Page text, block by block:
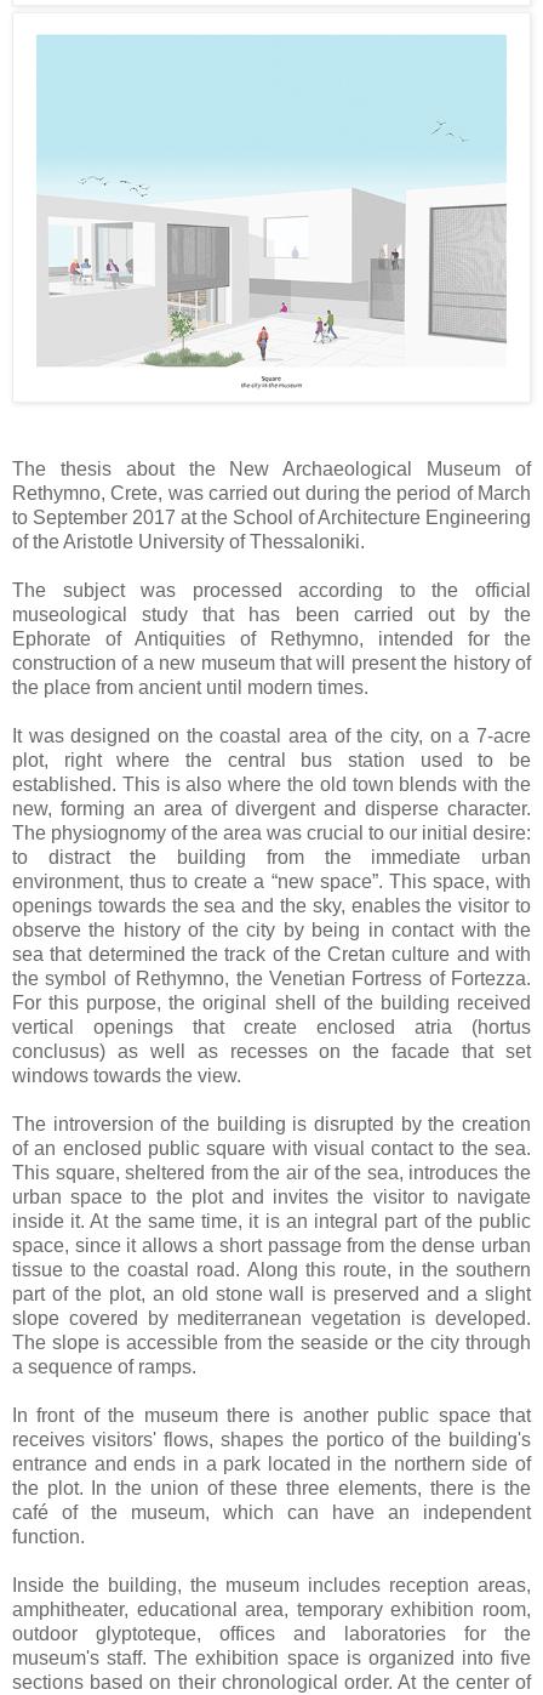
The thesis about the New Archaeological Museum of
Rethymno, Crete, was carried out during the period of March
to September 2017 at the School of Architecture Engineering
of the Aristotle University of Thessaloniki.
The subject was processed according to the official
museological study that has been carried out by the
Ephorate of Antiquities of Rethymno, intended for the
construction of a new museum that will present the history of
the place from ancient until modern times.
It was designed on the coastal area of the city, on a 7-acre
plot, right where the central bus station used to be
established. This is also where the old town blends with the
new, forming an area of divergent and disperse character.
The physiognomy of the area was crucial to our initial desire:
to distract the building from the immediate urban
environment, thus to create a “new space”. This space, with
openings towards the sea and the sky, enables the visitor to
observe the history of the city by being in contact with the
sea that determined the track of the Cretan culture and with
the symbol of Rethymno, the Venetian Fortress of Fortezza.
For this purpose, the original shell of the building received
vertical openings that create enclosed atria (hortus
conclusus) as well as recesses on the facade that set
windows towards the view.
The introversion of the building is disrupted by the creation
of an enclosed public square with visual contact to the sea.
This square, sheltered from the air of the sea, introduces the
urban space to the plot and invites the visitor to navigate
inside it. At the same time, it is an integral part of the public
space, since it allows a short passage from the dense urban
tissue to the coastal road. Along this route, in the southern
part of the plot, an old stone wall is preserved and a slight
slope covered by mediterranean vegetation is developed.
The slope is accessible from the seaside or the city through
a sequence of ramps.
In front of the museum there is another public space that
receives visitors' flows, shapes the portico of the building's
entrance and ends in a park located in the northern side of
the plot. In the union of these three elements, there is the
café of the museum, which can have an independent
function.
Inside the building, the museum includes reception areas,
amphitheater, educational area, temporary exhibition room,
outdoor glyptoteque, offices and laboratories for the
museum's staff. The exhibition space is organized into five
sections based on their chronological order. At the center of